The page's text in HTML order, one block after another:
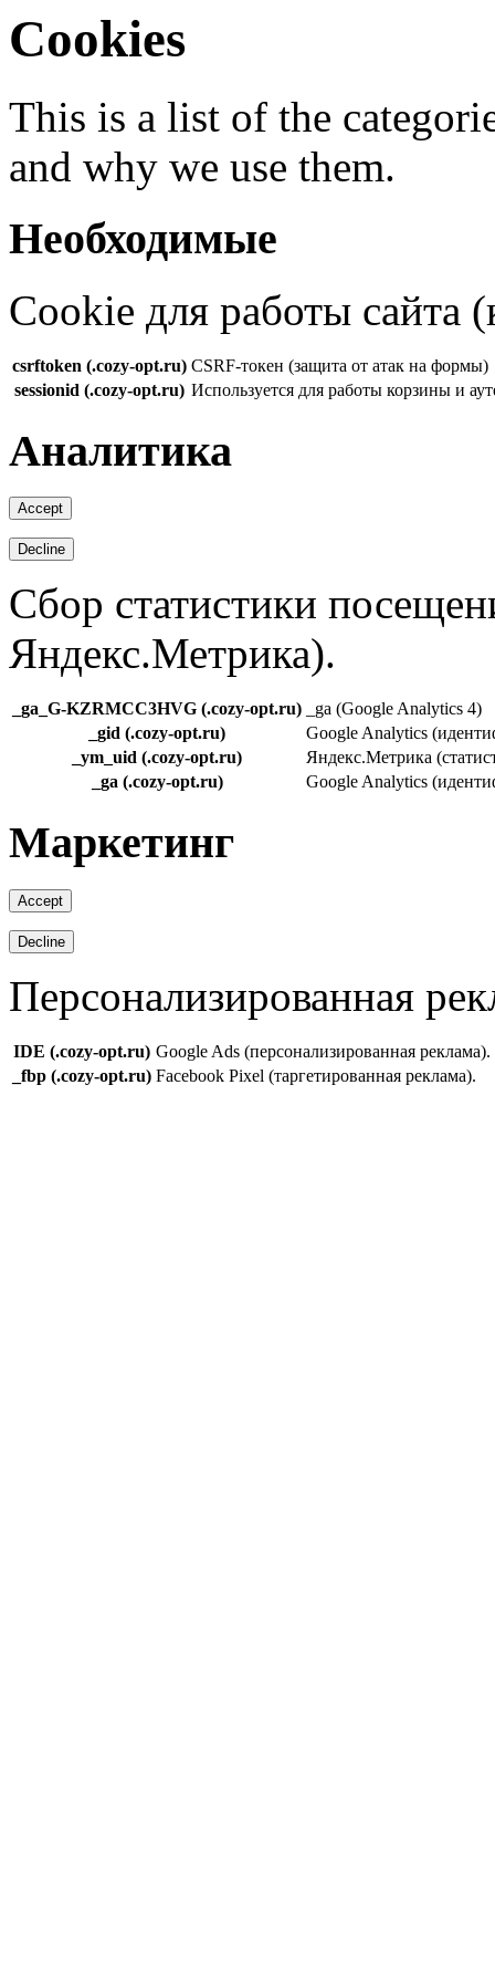
Cookies
This is a list of the
and why we use them.
Необходимые
Cookie для работы сайта
csrftoken (.cozy-opt.ru) CSRF-токен (защита от атак на формы)
sessionid (.cozy-opt.ru) Используется для работы корзины и
Аналитика
Сбор статистики
Яндекс.Метрика).
_ga_G-KZRMCC3HVG (.cozy-opt.ru)
_ga (Google Analytics 4)
_gid (.cozy-opt.ru)
Google Analytics
_ym_uid (.cozy-opt.ru)
Яндекс.Метрика
_ga (.cozy-opt.ru)
Google Analytics
Маркетинг
Персонализированная
IDE (.cozy-opt.ru) Google Ads (персонализированная реклама).
_fbp (.cozy-opt.ru) Facebook Pixel (таргетированная реклама).